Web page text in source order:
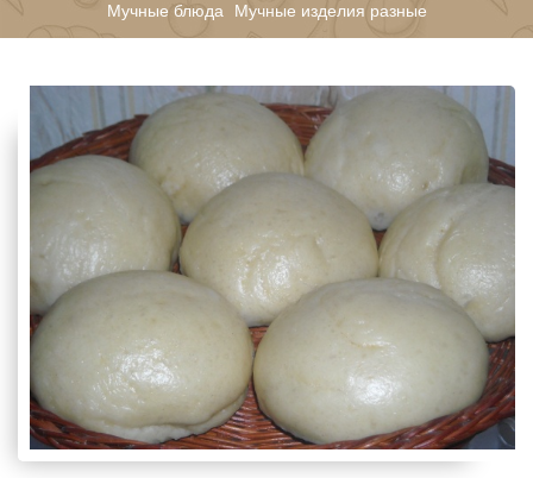
Мучные блюда/ Мучные изделия разные